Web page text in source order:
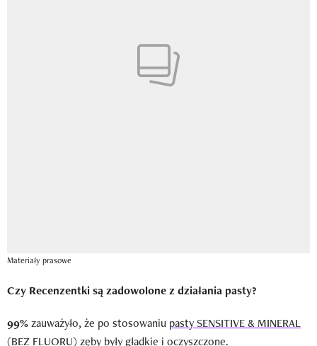
Materiały prasowe
Czy Recenzentki są zadowolone z działania pasty?
99%zauważyło, że po stosowaniu pasty SENSITIVE & MINERAL
(BEZ FLUORU) zęby były gładkie i oczyszczone.